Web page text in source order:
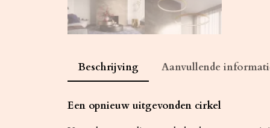
Beschrijving Aanvullende
Een opnieuw uitgevonden cirkel